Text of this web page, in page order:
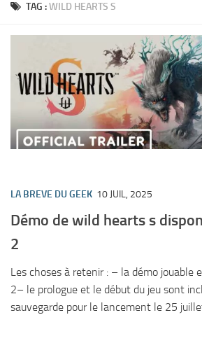
TAG :WILD HEARTS S
LA BREVE DU GEEK 10 JUIL, 2025
Démo de wild hearts s
2
Les choses à retenir : – la démo jouable
2– le prologue et le début du jeu sont
sauvegarde pour le lancement le 25